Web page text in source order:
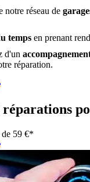
notre réseau de
temps en prenant
d'un
réparation.
59 €*